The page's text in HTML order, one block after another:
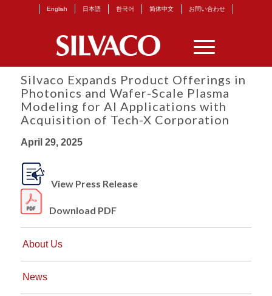
English 日本語 한국어 简体中文 お問い合わせ
Silvaco Expands Product Offerings in
Photonics and Wafer-Scale Plasma
Modeling for AI Applications with
Acquisition of Tech-X Corporation
April 29, 2025
View Press Release
Download PDF
About Us
News